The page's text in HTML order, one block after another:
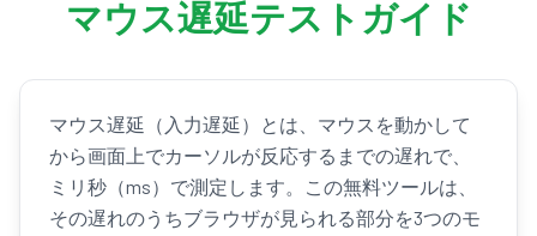
マウス遅延テストガイド
マウス遅延（入力遅延）とは、マウスを動かして
から画面上でカーソルが反応するまでの遅れで、
ミリ秒（ms）で測定します。この無料ツールは、
その遅れのうちブラウザが見られる部分を3つのモ